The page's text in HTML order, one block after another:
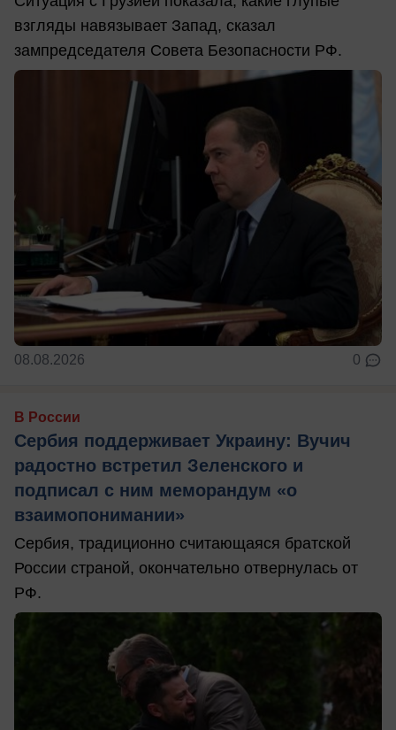
взгляды навязывает Запад, сказал
зампредседателя Совета Безопасности РФ.
08.08.2026 0
В России
Сербия поддерживает Украину: Вучич
радостно встретил Зеленского и
подписал с ним меморандум «о
взаимопонимании»
Сербия, традиционно считающаяся братской
России страной, окончательно отвернулась от
РФ.